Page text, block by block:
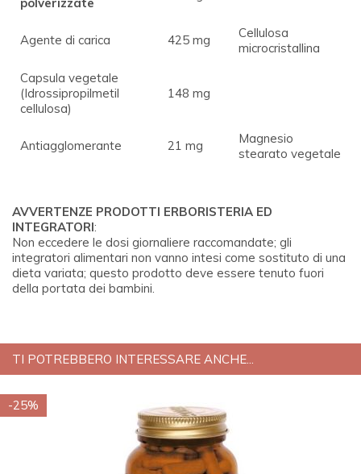
Agente di carica 425 mg
Cellulosa
microcristallina
Capsula vegetale
(Idrossipropilmetil
cellulosa)
148 mg
Antiagglomerante 21 mg
Magnesio
stearato vegetale
AVVERTENZE PRODOTTI ERBORISTERIA ED
INTEGRATORI:
Non eccedere le dosi giornaliere raccomandate; gli
integratori alimentari non vanno intesi come sostituto di una
dieta variata; questo prodotto deve essere tenuto fuori
della portata dei bambini.
TI POTREBBERO INTERESSARE ANCHE...
-25%